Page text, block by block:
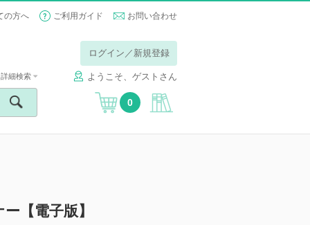
の方へ ご利用ガイド お問い合わせ
ログイン／新規登録
ようこそ、ゲストさん
詳細検索
0
【電子版】